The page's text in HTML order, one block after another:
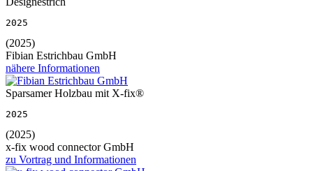
2025
(2025)
Fibian Estrichbau GmbH
nähere Informationen
Sparsamer Holzbau mit X-fix®
2025
(2025)
x-fix wood connector GmbH
zu Vortrag und Informationen